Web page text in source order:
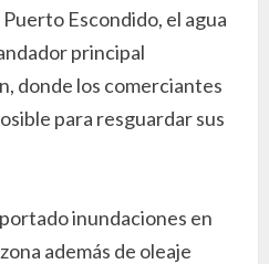
Escondido, el agua
principal
donde los comerciantes
para resguardar sus
inundaciones en
además de oleaje